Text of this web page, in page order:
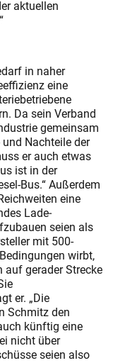
aktuellen
in naher
eine
Da sein Verband
gemeinsam
Nachteile der
er auch etwas
ist in der
Bus.“ Außerdem
eine
Lade­
seien als
mit 500-
wirbt,
auf gerader Strecke
er. „Die
Schmitz den
künftig eine
nicht über
seien also